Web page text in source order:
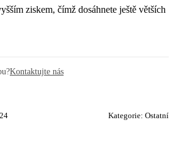
ziskem, čímž dosáhnete ještě větších
Kontaktujte nás
Kategorie: Ostatní